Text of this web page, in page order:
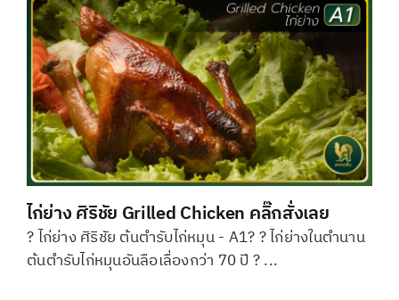
ไก่ย่าง ศิริชัย Grilled Chicken คลิ๊กสั่งเลย
? ไก่ย่าง ศิริชัย ต้นตำรับไก่หมุน - A1? ? ไก่ย่างในตำนาน
ต้นตำรับไก่หมุนอันลือเลื่องกว่า 70 ปี ? ...